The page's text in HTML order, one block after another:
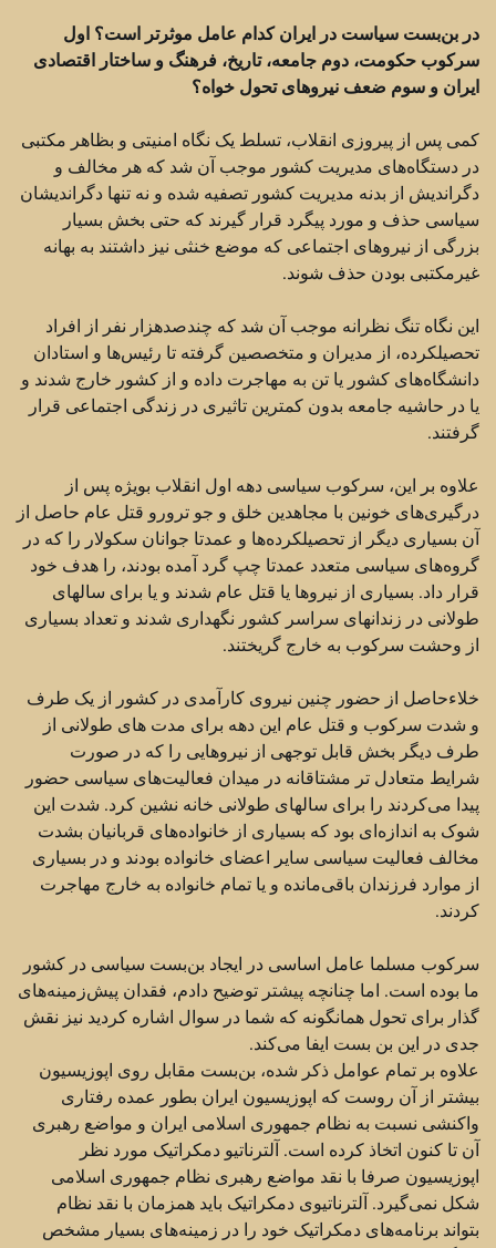
در بن‌بست سیاست در ایران کدام عامل موثرتر است؟ اول
سرکوب حکومت، دوم جامعه، ‌تاریخ،‌ فرهنگ و ساختار اقتصادی
ایران و سوم ضعف نیروهای تحول خواه؟
کمی پس از پیروزی انقلاب، تسلط یک نگاه امنیتی و بظاهر مکتبی
در دستگاه‌های مدیریت کشور موجب آن شد که هر مخالف و
دگراندیش از بدنه مدیریت کشور تصفیه شده و نه تنها دگراندیشان
سیاسی حذف و مورد پیگرد قرار گیرند که حتی بخش بسیار
بزرگی از نیروهای اجتماعی که موضع خنثی نیز داشتند به بهانه
غیرمکتبی بودن حذف شوند.
این نگاه تنگ نظرانه موجب آن شد که چندصدهزار نفر از افراد
تحصیلکرده،‌ از مدیران و متخصصین گرفته تا رئیس‌ها و استادان
دانشگاه‌های کشور یا تن به مهاجرت داده و از کشور خارج شدند و
یا در حاشیه جامعه بدون کمترین تاثیری در زندگی اجتماعی قرار
گرفتند.
علاوه بر این،‌ سرکوب سیاسی دهه اول انقلاب بویژه پس از
درگیری‌های خونین با مجاهدین خلق و جو ترورو قتل عام حاصل از
آن بسیاری دیگر از تحصیلکرده‌ها و عمدتا جوانان سکولار را که در
گروه‌های سیاسی متعدد عمدتا چپ گرد آمده بودند،‌ را هدف خود
قرار داد. بسیاری از نیروها یا قتل عام شدند و یا برای سالهای
طولانی در زندانهای سراسر کشور نگهداری شدند و تعداد بسیاری
از وحشت سرکوب به خارج گریختند.
خلاء‌حاصل از حضور چنین نیروی کارآمدی در کشور از یک طرف
و شدت سرکوب و قتل عام این دهه برای مدت های طولانی از
طرف دیگر بخش قابل توجهی از نیروهایی را که در صورت
شرایط متعادل تر مشتاقانه در میدان فعالیت‌های سیاسی حضور
پیدا می‌کردند را برای سالهای طولانی خانه نشین کرد. شدت این
شوک به اندازه‌ای بود که بسیاری از خانواده‌های قربانیان بشدت
مخالف فعالیت سیاسی سایر اعضای خانواده بودند و در بسیاری
از موارد فرزندان باقی‌مانده و یا تمام خانواده به خارج مهاجرت
کردند.
سرکوب مسلما عامل اساسی در ایجاد بن‌بست سیاسی در کشور
ما بوده است. اما چنانچه پیشتر توضیح دادم، فقدان پیش‌زمینه‌های
گذار برای تحول همانگونه که شما در سوال اشاره کردید نیز نقش
جدی در این بن بست ایفا می‌کند.
علاوه بر تمام عوامل ذکر شده،‌ بن‌بست مقابل روی اپوزیسیون
بیشتر از آن روست که اپوزیسیون ایران بطور عمده رفتاری
واکنشی نسبت به نظام جمهوری اسلامی ایران و مواضع رهبری
آن تا کنون اتخاذ کرده است. آلترناتیو دمکراتیک مورد نظر
اپوزیسیون صرفا با نقد مواضع رهبری نظام جمهوری اسلامی
شکل نمی‌گیرد. آلترناتیوی دمکراتیک باید همزمان با نقد نظام
بتواند برنامه‌های دمکراتیک خود را در زمینه‌های بسیار مشخص